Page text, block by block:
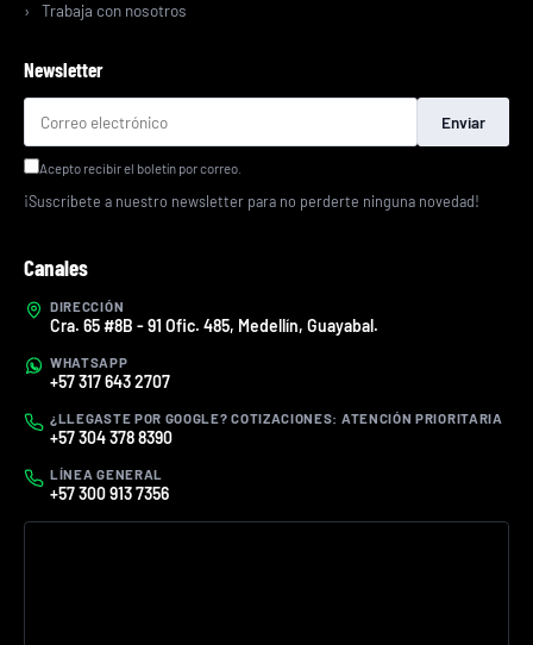
Trabaja con nosotros
Newsletter
Enviar
Acepto recibir el boletín por correo.
¡Suscríbete a nuestro newsletter para no perderte ninguna novedad!
Canales
DIRECCIÓN
Cra. 65 #8B - 91 Ofic. 485, Medellín, Guayabal.
WHATSAPP
+57 317 643 2707
¿LLEGASTE POR GOOGLE? COTIZACIONES: ATENCIÓN PRIORITARIA
+57 304 378 8390
LÍNEA GENERAL
+57 300 913 7356